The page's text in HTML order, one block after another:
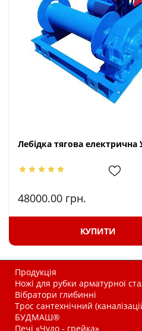
Лебідка тягова електрична
48000.00 грн.
КУПИТИ
Продукція
Ножі для рубки арматурної
Вібратори глибинні
Трос сантехнічний
БУДМАШ®
Печі «Чудо - грейка»